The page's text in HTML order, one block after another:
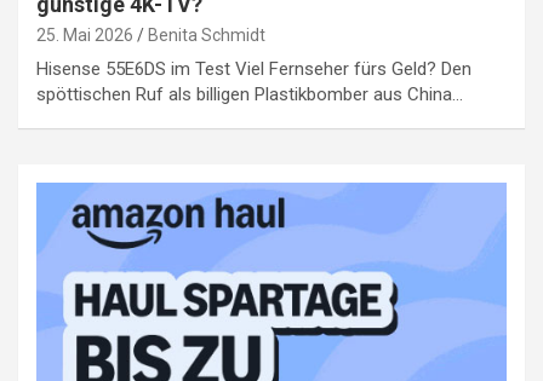
25. Mai 2026 Benita Schmidt
Hisense 55E6DS im Test Viel Fernseher fürs Geld? Den
spöttischen Ruf als billigen Plastikbomber aus China…